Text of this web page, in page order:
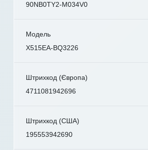
90NB0TY2-M034V0
Модель
X515EA-BQ3226
Штрихкод (Європа)
4711081942696
Штрихкод (США)
195553942690